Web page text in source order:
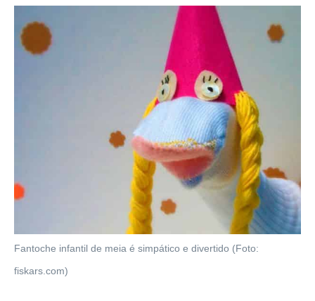
Fantoche infantil de meia é simpático e divertido (Foto:
fiskars.com)